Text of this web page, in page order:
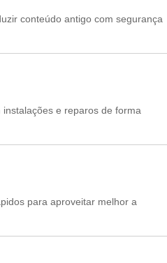
conteúdo antigo com segurança
e reparos de forma
para aproveitar melhor a